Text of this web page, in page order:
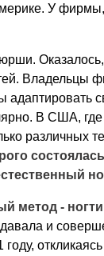
У
Владельцы
адаптировать
В США,
различных
метод -
и
году,